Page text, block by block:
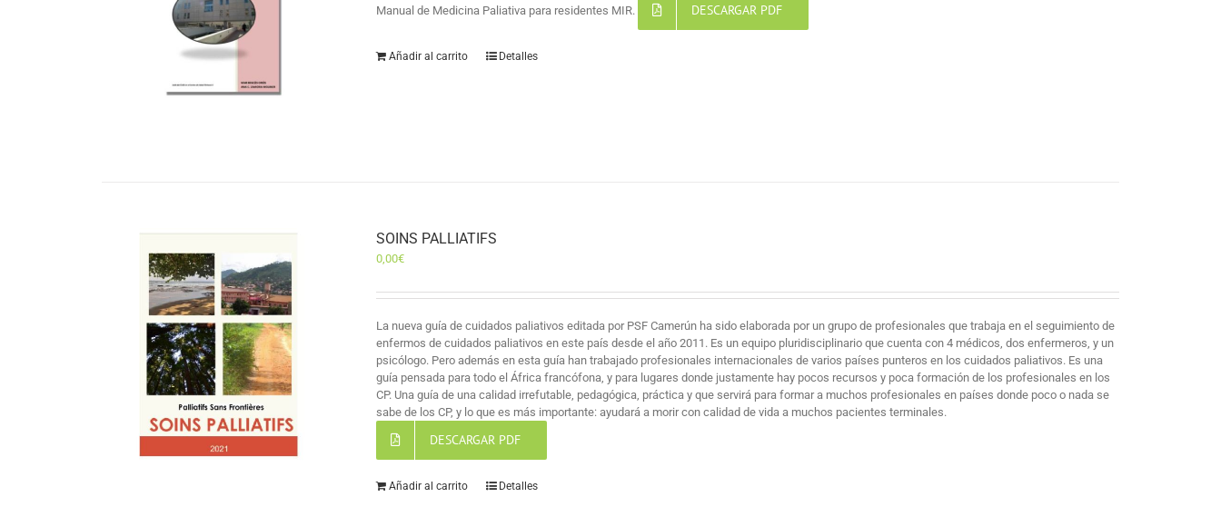
Manual de Medicina Paliativa para residentes MIR. DESCARGAR PDF
Añadir al carrito Detalles
SOINS PALLIATIFS
0,00€
La nueva guía de cuidados paliativos editada por PSF Camerún ha sido elaborada por un grupo de profesionales que trabaja en el seguimiento de
enfermos de cuidados paliativos en este país desde el año 2011. Es un equipo pluridisciplinario que cuenta con 4 médicos, dos enfermeros, y un
psicólogo. Pero además en esta guía han trabajado profesionales internacionales de varios países punteros en los cuidados paliativos. Es una
guía pensada para todo el África francófona, y para lugares donde justamente hay pocos recursos y poca formación de los profesionales en los
CP. Una guía de una calidad irrefutable, pedagógica, práctica y que servirá para formar a muchos profesionales en países donde poco o nada se
sabe de los CP, y lo que es más importante: ayudará a morir con calidad de vida a muchos pacientes terminales.
DESCARGAR PDF
Añadir al carrito Detalles